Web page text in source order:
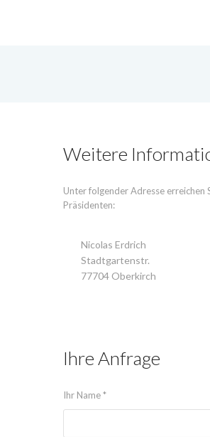
Weitere
Unter folgender Adresse erreichen
Präsidenten:
Nicolas Erdrich
Stadtgartenstr.
77704 Oberkirch
Ihre Anfrage
Ihr Name *